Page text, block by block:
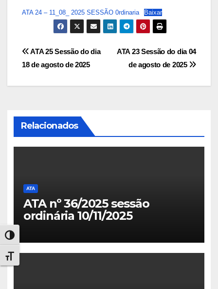
Alternar alto contraste
Alternar tamanho da fonte
ATA 24 – 11_08_ 2025 SESSÃO 0rdinaria Baixar
Navegação
ATA 23 Sessão do dia 04
de agosto de 2025
ATA 25 Sessão do dia
18 de agosto de 2025
Relacionados
ATA
ATA nº 36/2025 sessão
ordinária 10/11/2025